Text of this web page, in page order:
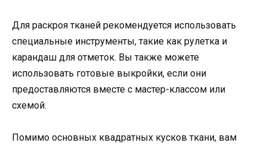
Для раскроя тканей рекомендуется использовать
специальные инструменты, такие как рулетка и
карандаш для отметок. Вы также можете
использовать готовые выкройки, если они
предоставляются вместе с мастер-классом или
схемой.
Помимо основных квадратных кусков ткани, вам